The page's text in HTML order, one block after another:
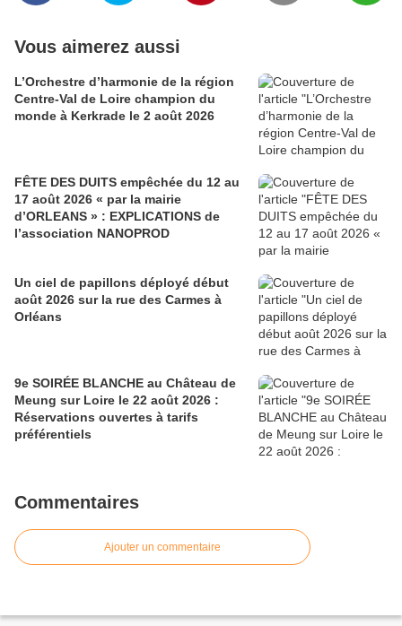
Vous aimerez aussi
L’Orchestre d’harmonie de la région
Centre-Val de Loire champion du
monde à Kerkrade le 2 août 2026
FÊTE DES DUITS empêchée du 12 au
17 août 2026 « par la mairie
d’ORLEANS » : EXPLICATIONS de
l’association NANOPROD
Un ciel de papillons déployé début
août 2026 sur la rue des Carmes à
Orléans
9e SOIRÉE BLANCHE au Château de
Meung sur Loire le 22 août 2026 :
Réservations ouvertes à tarifs
préférentiels
Commentaires
Ajouter un commentaire